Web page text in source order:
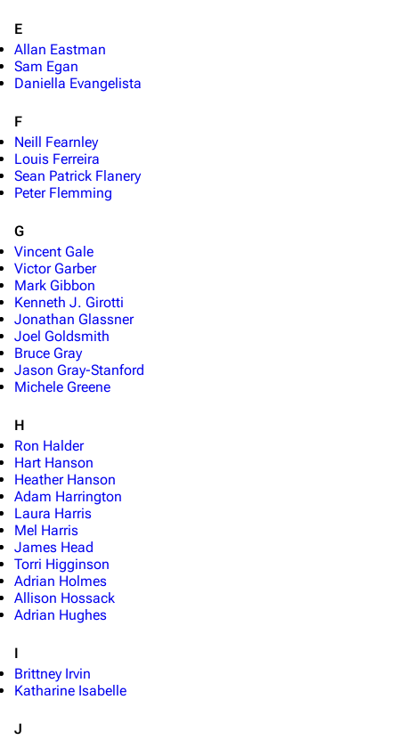
E
Allan Eastman
Sam Egan
Daniella Evangelista
F
Neill Fearnley
Louis Ferreira
Sean Patrick Flanery
Peter Flemming
G
Vincent Gale
Victor Garber
Mark Gibbon
Kenneth J. Girotti
Jonathan Glassner
Joel Goldsmith
Bruce Gray
Jason Gray-Stanford
Michele Greene
H
Ron Halder
Hart Hanson
Heather Hanson
Adam Harrington
Laura Harris
Mel Harris
James Head
Torri Higginson
Adrian Holmes
Allison Hossack
Adrian Hughes
I
Brittney Irvin
Katharine Isabelle
J